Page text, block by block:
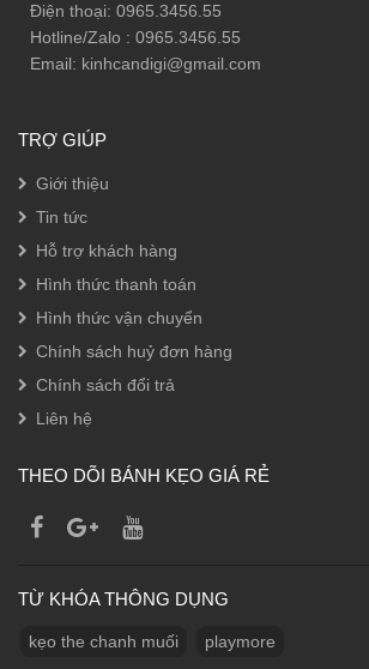
Điện thoại: 0965.3456.55
Hotline/Zalo : 0965.3456.55
Email: kinhcandigi@gmail.com
TRỢ GIÚP
Giới thiệu
Tin tức
Hỗ trợ khách hàng
Hình thức thanh toán
Hình thức vận chuyển
Chính sách huỷ đơn hàng
Chính sách đổi trả
Liên hệ
THEO DÕI BÁNH KẸO GIÁ RẺ
TỪ KHÓA THÔNG DỤNG
kẹo the chanh muối playmore